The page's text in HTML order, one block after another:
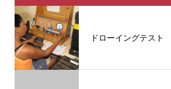
ドローイングテスト